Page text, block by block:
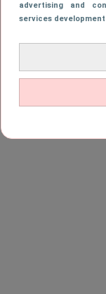
advertising and
services development